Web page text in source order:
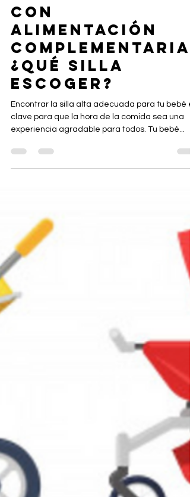
MI BEBÉ EMPEZARÁ
CON
ALIMENTACIÓN
COMPLEMENTARIA.
¿QUÉ SILLA
ESCOGER?
Encontrar la silla alta adecuada para tu bebé
clave para que la hora de la comida sea una